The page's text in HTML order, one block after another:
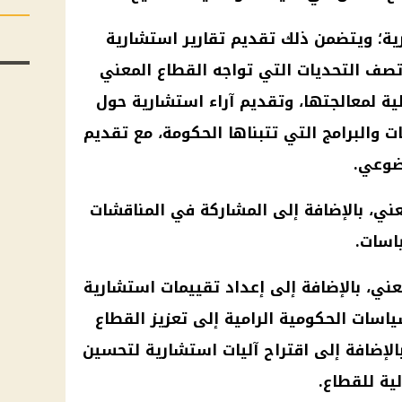
ويتضمن ذلك تقديم تقارير استشارية
التحديات التي تواجه القطاع المعني
لمعالجتها، وتقديم آراء استشارية حول
التي تتبناها الحكومة، مع تقديم
بالإضافة إلى المشاركة في المناقشات
بالإضافة إلى إعداد تقييمات استشارية
الحكومية الرامية إلى تعزيز القطاع
إلى اقتراح آليات استشارية لتحسين
للقطاع.